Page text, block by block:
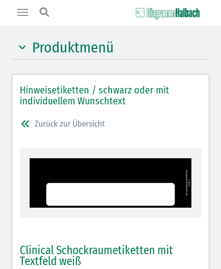
Toggle
Produktmenü
Schockraumetiketten 55 x 210 mm
Wand-/Tischspender / Zubehör
Hinweisetiketten / schwarz oder mit
individuellem Wunschtext
Zurück zur Übersicht
Clinical Schockraumetiketten mit
Textfeld weiß